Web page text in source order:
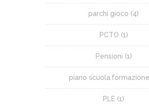
parchi gioco (4)
PCTO (1)
Pensioni (1)
piano scuola.formazione
PLE (1)